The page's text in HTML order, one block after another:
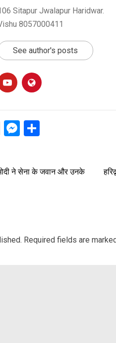
Sitapur Jwalapur Haridwar.
8057000411
See author's posts
EmailMessenger
Share
ने सेना के जवान और उनके
Required fields are